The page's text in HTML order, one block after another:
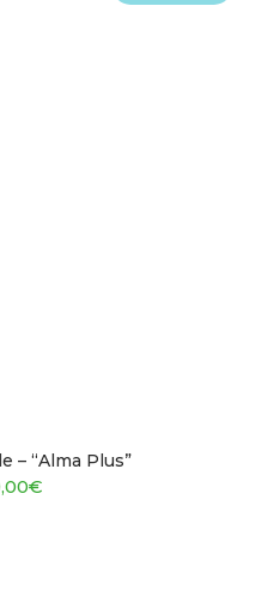
– “Alma Plus”
€